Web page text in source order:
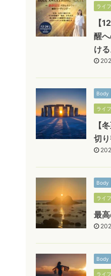
ライ
【
醒
ける
Body
ライ
【
切
Body
ライ
最高
Body
ライ